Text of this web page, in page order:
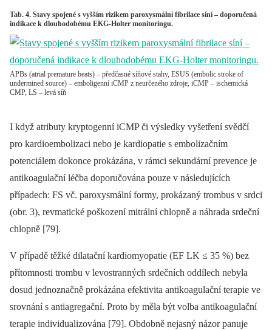
Tab. 4. Stavy spojené s vyšším rizikem paroxysmální fibrilace síní – doporučená
indikace k dlouhodobému EKG-Holter monitoringu.
APBs (atrial premature beats) – předčasné síňové stahy, ESUS (embolic stroke of
undermined source) – emboligenní iCMP z neurčeného zdroje, iCMP – ischemická
CMP, LS – levá síň
I když atributy kryptogenní iCMP či výsledky vyšetření svědčí
pro kardioembolizaci nebo je kardiopatie s embolizačním
potenciálem dokonce prokázána, v rámci sekundární prevence je
antikoagulační léčba doporučována pouze v následujících
případech: FS vč. paroxysmální formy, prokázaný trombus v srdci
(obr. 3), revmatické poškození mitrální chlopně a náhrada srdeční
chlopně [79].
V případě těžké dilatační kardiomyopatie (EF LK ≤ 35 %) bez
přítomnosti trombu v levostranných srdečních oddílech nebyla
dosud jednoznačně prokázána efektivita antikoagulační terapie ve
srovnání s antiagregační. Proto by měla být volba antikoagulační
terapie individualizována [79]. Obdobně nejasný názor panuje